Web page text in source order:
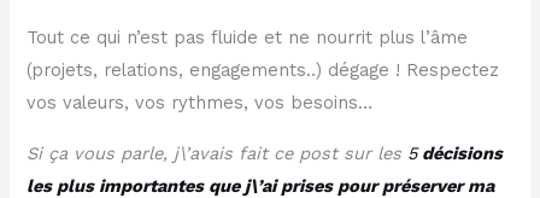
Tout ce qui n’est pas fluide et ne nourrit plus l’âme
(projets, relations, engagements..) dégage ! Respectez
vos valeurs, vos rythmes, vos besoins…
Si ça vous parle, j\’avais fait ce post sur les 5décisions
les plus importantes que j\’ai prises pour préserver ma